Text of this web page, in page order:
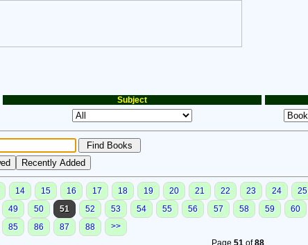
Subject
14 15 16 17 18 19 20 21 22 23 24 25
49 50 51 52 53 54 55 56 57 58 59 60
85 86 87 88
>>
Page 51of88